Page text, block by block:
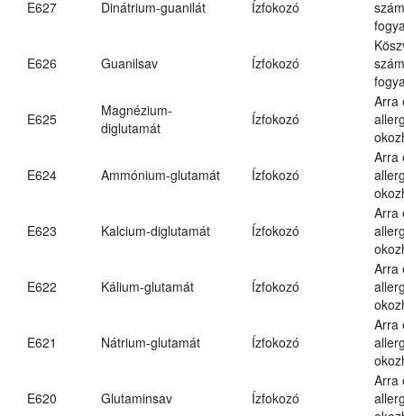
E627 Dinátrium-guanilát Ízfokozó
E626 Guanilsav Ízfokozó
E625
Magnézium-
diglutamát
Ízfokozó
Arra
E624 Ammónium-glutamát Ízfokozó
Arra
E623 Kalcium-diglutamát Ízfokozó
Arra
E622 Kálium-glutamát Ízfokozó
Arra
E621 Nátrium-glutamát Ízfokozó
Arra
E620 Glutaminsav Ízfokozó
Arra